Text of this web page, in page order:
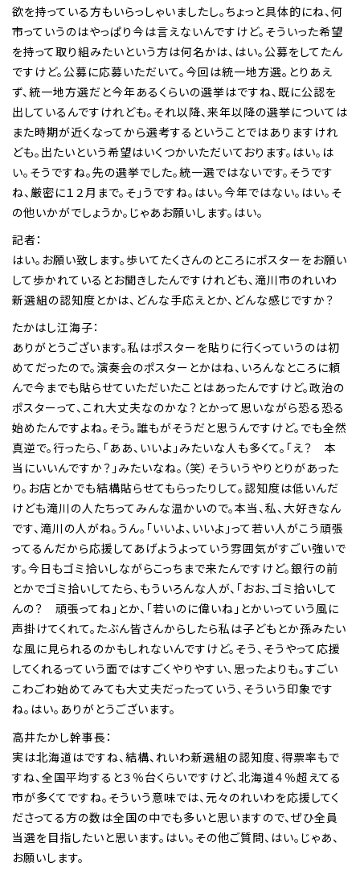
欲を持っている方もいらっしゃいましたし。ちょっと具体的にね、何
市っていうのはやっぱり今は言えないんですけど。そういった希望
を持って取り組みたいという方は何名かは、はい。公募をしてたん
ですけど。公募に応募いただいて。今回は統一地方選。とりあえ
ず、統一地方選だと今年あるくらいの選挙はですね、既に公認を
出しているんですけれども。それ以降、来年以降の選挙については
また時期が近くなってから選考するということではありますけれ
ども。出たいという希望はいくつかいただいております。はい。は
い。そうですね。先の選挙でした。統一選ではないです。そうです
ね、厳密に１２月まで。そ」うですね。はい。今年ではない。はい。そ
の他いかがでしょうか。じゃあお願いします。はい。
記者：
はい。お願い致します。歩いてたくさんのところにポスターをお願い
して歩かれているとお聞きしたんですけれども、滝川市のれいわ
新選組の認知度とかは、どんな手応えとか、どんな感じですか？
たかはし江海子：
ありがとうございます。私はポスターを貼りに行くっていうのは初
めてだったので。演奏会のポスターとかはね、いろんなところに頼
んで今までも貼らせていただいたことはあったんですけど。政治の
ポスターって、これ大丈夫なのかな？とかって思いながら恐る恐る
始めたんですよね。そう。誰もがそうだと思うんですけど。でも全然
真逆で。行ったら、「ああ、いいよ」みたいな人も多くて。「え？ 本
当にいいんですか？」みたいなね。（笑）そういうやりとりがあった
り。お店とかでも結構貼らせてもらったりして。認知度は低いんだ
けども滝川の人たちってみんな温かいので。本当、私、大好きなん
です、滝川の人がね。うん。「いいよ、いいよ」って若い人がこう頑張
ってるんだから応援してあげようよっていう雰囲気がすごい強いで
す。今日もゴミ拾いしながらこっちまで来たんですけど。銀行の前
とかでゴミ拾いしてたら、もういろんな人が、「おお、ゴミ拾いして
んの？ 頑張ってね」とか、「若いのに偉いね」とかいっていう風に
声掛けてくれて。たぶん皆さんからしたら私は子どもとか孫みたい
な風に見られるのかもしれないんですけど。そう、そうやって応援
してくれるっていう面ではすごくやりやすい、思ったよりも。すごい
こわごわ始めてみても大丈夫だったっていう、そういう印象です
ね。はい。ありがとうございます。
高井たかし幹事長：
実は北海道はですね、結構、れいわ新選組の認知度、得票率もで
すね、全国平均すると３％台くらいですけど、北海道４％超えてる
市が多くてですね。そういう意味では、元々のれいわを応援してく
ださってる方の数は全国の中でも多いと思いますので、ぜひ全員
当選を目指したいと思います。はい。その他ご質問、はい。じゃあ、
お願いします。